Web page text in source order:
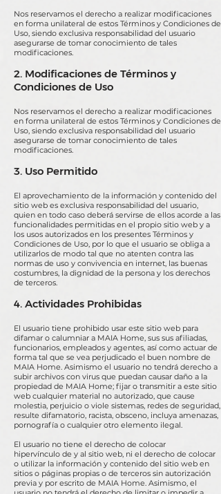
Nos reservamos el derecho a realizar modificaciones
en forma unilateral de estos Términos y Condiciones de
Uso, siendo exclusiva responsabilidad del usuario
asegurarse de tomar conocimiento de tales
modificaciones.
2. Modificaciones de Términos y
Condiciones de Uso
Nos reservamos el derecho a realizar modificaciones
en forma unilateral de estos Términos y Condiciones de
Uso, siendo exclusiva responsabilidad del usuario
asegurarse de tomar conocimiento de tales
modificaciones.
3. Uso Permitido
El aprovechamiento de la información y contenido del
sitio web es exclusiva responsabilidad del usuario,
quien en todo caso deberá servirse de ellos acorde a las
funcionalidades permitidas en el propio sitio web y a
los usos autorizados en los presentes Términos y
Condiciones de Uso, por lo que el usuario se obliga a
utilizarlos de modo tal que no atenten contra las
normas de uso y convivencia en internet, las buenas
costumbres, la dignidad de la persona y los derechos
de terceros.
4. Actividades Prohibidas
El usuario tiene prohibido usar este sitio web para
difamar o calumniar a MAIA Home, sus sus afiliadas,
funcionarios, empleados y agentes, así como actuar de
forma tal que se vea perjudicado el buen nombre de
MAIA Home. Asimismo el usuario no tendrá derecho a
subir archivos con virus que puedan causar daño a la
propiedad de MAIA Home; fijar o transmitir a este sitio
web cualquier material no autorizado, que cause
molestia, perjuicio o viole sistemas, redes de seguridad,
resulte difamatorio, racista, obsceno, incluya amenazas,
pornografía o cualquier otro elemento ilegal.
El usuario no tiene el derecho de colocar
hipervínculo de y al sitio web, ni el derecho de colocar
o utilizar la información y contenido del sitio web en
sitios o páginas propias o de terceros sin autorización
previa y por escrito de MAIA Home. Asimismo, el